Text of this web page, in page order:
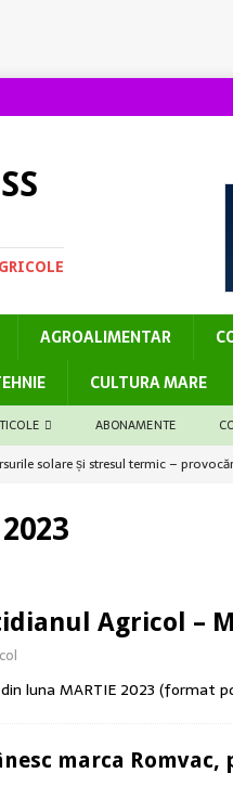
AGROALIMENTAR
CULTURA MARE
ABONAMENTE
solare și stresul termic –
Producții mari la grâu? Ai câștigat
logisticii și al digitalizării în
susține genetica avansată
Agricol –
luna MARTIE 2023 (format
marca